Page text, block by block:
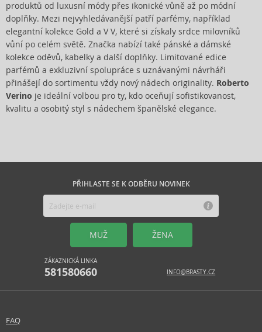
produktů od luxusní módy přes ikonické vůně až po módní
doplňky. Mezi nejvyhledávanější patří parfémy, například
elegantní kolekce Gold a V V, které si získaly srdce milovníků
vůní po celém světě. Značka nabízí také pánské a dámské
kolekce oděvů, kabelky a další doplňky. Limitované edice
parfémů a exkluzivní spolupráce s uznávanými návrháři
přinášejí do sortimentu vždy nový nádech originality. Roberto
Verino je ideální volbou pro ty, kdo oceňují sofistikovanost,
kvalitu a osobitý styl s nádechem španělské elegance.
PŘIHLASTE SE K ODBĚRU NOVINEK
MUŽ ŽENA
ZÁKAZNICKÁ LINKA
581580660 INFO@BRASTY.CZ
FAQ